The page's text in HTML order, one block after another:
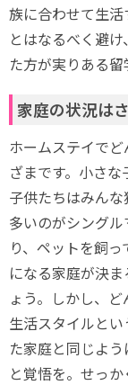
族に合わせて生
とはなるべく避
た方が実りある留
家庭の状況は
ホームステイで
ざまです。小さな
子供たちはみん
多いのがシング
り、ペットを飼
になる家庭が決
ょう。しかし、
生活スタイルと
た家庭と同じよ
と覚悟を。せっ